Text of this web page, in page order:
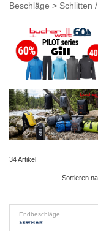
Beschläge > Schlitten
34 Artikel
Sortieren
Endbeschläge